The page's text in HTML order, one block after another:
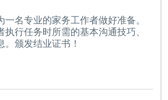
名专业的家务工作者做好准备。
行任务时所需的基本沟通技巧、
颁发结业证书！